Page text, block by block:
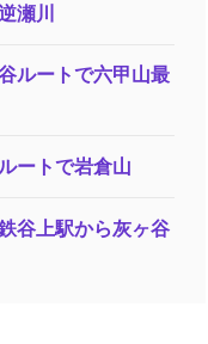
瀬川
ルートで六甲山最
ートで岩倉山
谷上駅から灰ヶ谷